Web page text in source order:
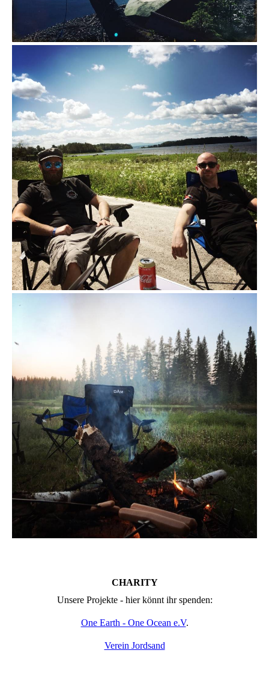
CHARITY
Unsere Projekte - hier könnt ihr spenden:
One Earth - One Ocean e.V.
Verein Jordsand